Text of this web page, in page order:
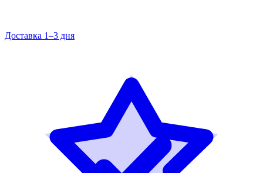
Доставка 1–3 дня